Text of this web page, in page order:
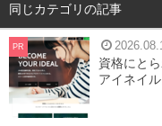
同じカテゴリの記事
PR
資格にと
アイネイ